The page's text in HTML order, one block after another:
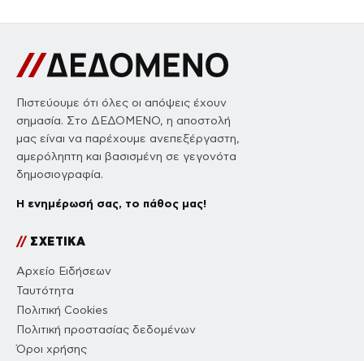
Πιστεύουμε ότι όλες οι απόψεις έχουν
σημασία. Στο ΔΕΔΟΜΕΝΟ, η αποστολή
μας είναι να παρέχουμε ανεπεξέργαστη,
αμερόληπτη και βασισμένη σε γεγονότα
δημοσιογραφία.
Η ενημέρωσή σας, το πάθος μας!
//ΣΧΕΤΙΚΑ
Αρχείο Ειδήσεων
Ταυτότητα
Πολιτική Cookies
Πολιτική προστασίας δεδομένων
Όροι χρήσης